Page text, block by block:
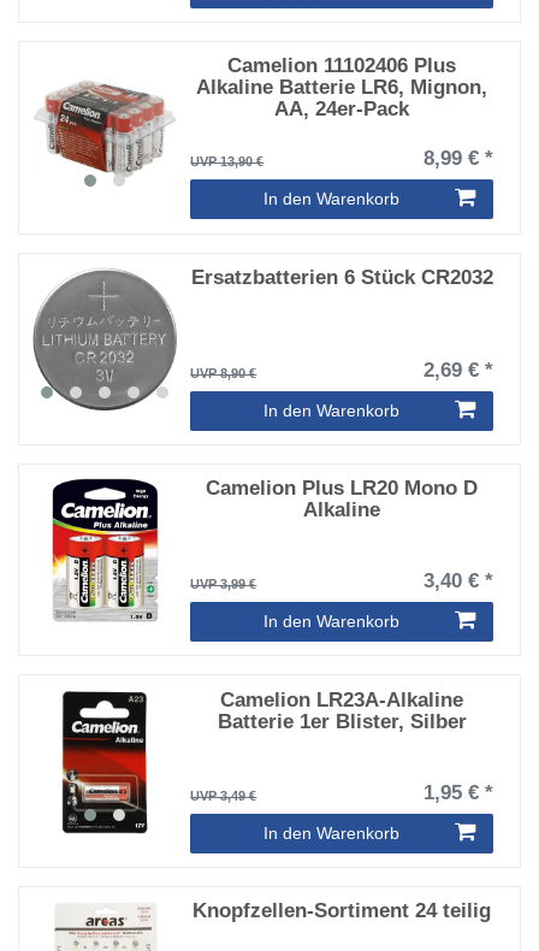
Camelion 11102406 Plus
Alkaline Batterie LR6, Mignon,
AA, 24er-Pack
UVP 13,90 € 8,99 € *
In den Warenkorb
Ersatzbatterien 6 Stück CR2032
UVP 8,90 € 2,69 € *
In den Warenkorb
Camelion Plus LR20 Mono D
Alkaline
UVP 3,99 € 3,40 € *
In den Warenkorb
Camelion LR23A-Alkaline
Batterie 1er Blister, Silber
UVP 3,49 € 1,95 € *
In den Warenkorb
Knopfzellen-Sortiment 24 teilig